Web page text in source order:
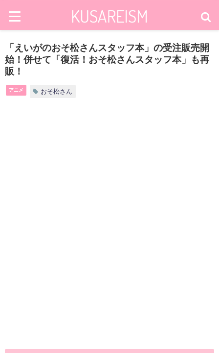
「えいがのおそ松さんスタッフ本」の受注販売開
始！併せて「復活！おそ松さんスタッフ本」も再
販！
アニメ おそ松さん